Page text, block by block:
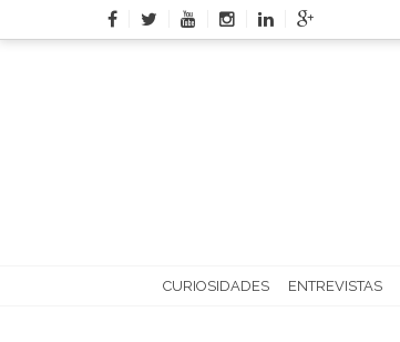
to
CURIOSIDADES ENTREVISTAS